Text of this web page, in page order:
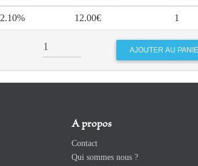
2.10% 12.00€ 1
A propos
Contact
Qui sommes nous ?